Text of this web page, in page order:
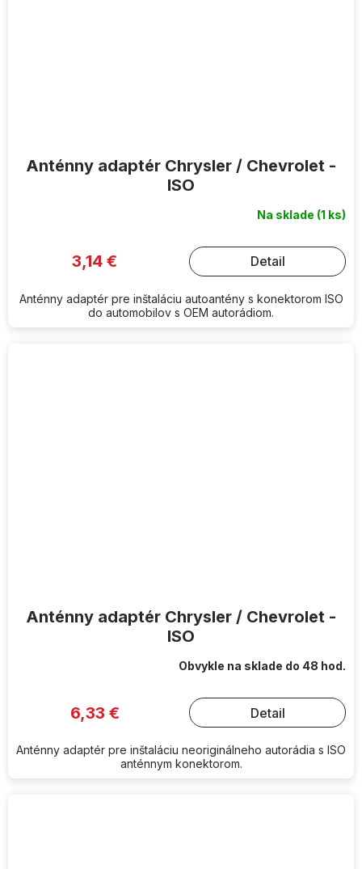
Anténny adaptér Chrysler / Chevrolet -
ISO
Na sklade (1 ks)
3,14 € Detail
Anténny adaptér pre inštaláciu autoantény s konektorom ISO
do automobilov s OEM autorádiom.
Anténny adaptér Chrysler / Chevrolet -
ISO
Obvykle na sklade do 48 hod.
6,33 € Detail
Anténny adaptér pre inštaláciu neoriginálneho autorádia s ISO
anténnym konektorom.